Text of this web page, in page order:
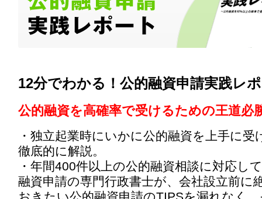
12分でわかる！公的融資申請実践レ
公的融資を高確率で受けるための王道必
・独立起業時にいかに公的融資を上手に受
徹底的に解説。
・年間400件以上の公的融資相談に対応し
融資申請の専門行政書士が、会社設立前に